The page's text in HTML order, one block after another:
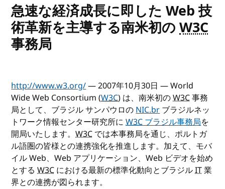
急速な経済成長に即した Web 技
術革新を主導する南米初のW3C
事務局
http://www.w3.org/— 2007年10月30日 — World
Wide Web Consortium (W3C) は、南米初のW3C事務
局として、ブラジル サンパウロのNIC.brブラジルネッ
トワーク情報センター研究所にW3Cブラジル事務局を
開局いたします。W3C では本事務局を通じ、ポルトガ
ル語圏の皆様との連携強化を推進します。加えて、モバ
イル Web、Web アプリケーション、Web ビデオを始め
とするW3C における最新の標準化動向とブラジルIT業
界との連携が図られます。